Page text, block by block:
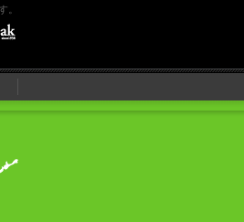
。